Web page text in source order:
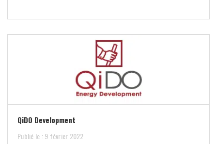
QiDO Development
Publié le : 9 février 2022